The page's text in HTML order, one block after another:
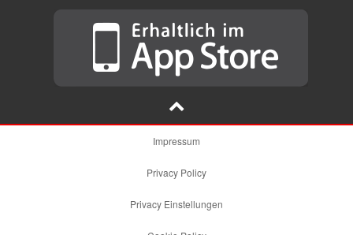
Impressum
Privacy Policy
Privacy Einstellungen